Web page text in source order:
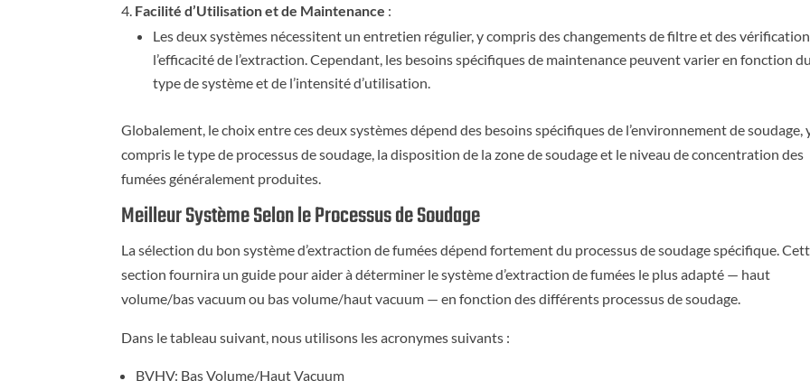
Facilité d’Utilisation et de Maintenance :
Les deux systèmes nécessitent un entretien régulier, y compris des changements de filtre et des
l’efficacité de l’extraction. Cependant, les besoins spécifiques de maintenance peuvent varier en fonction
type de système et de l’intensité d’utilisation.
Globalement, le choix entre ces deux systèmes dépend des besoins spécifiques de l’environnement de soudage,
compris le type de processus de soudage, la disposition de la zone de soudage et le niveau de concentration des
fumées généralement produites.
Meilleur Système Selon le Processus de Soudage
La sélection du bon système d’extraction de fumées dépend fortement du processus de soudage spécifique.
section fournira un guide pour aider à déterminer le système d’extraction de fumées le plus adapté — haut
volume/bas vacuum ou bas volume/haut vacuum — en fonction des différents processus de soudage.
Dans le tableau suivant, nous utilisons les acronymes suivants :
BVHV: Bas Volume/Haut Vacuum